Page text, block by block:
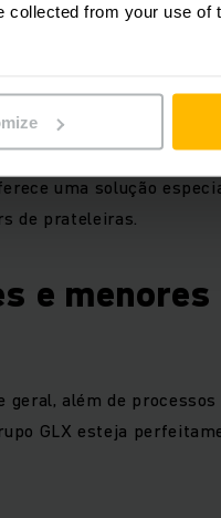
collected from your use
largo também
de mastro
uma solução
de prateleiras.
e menores
geral, além de
GLX esteja